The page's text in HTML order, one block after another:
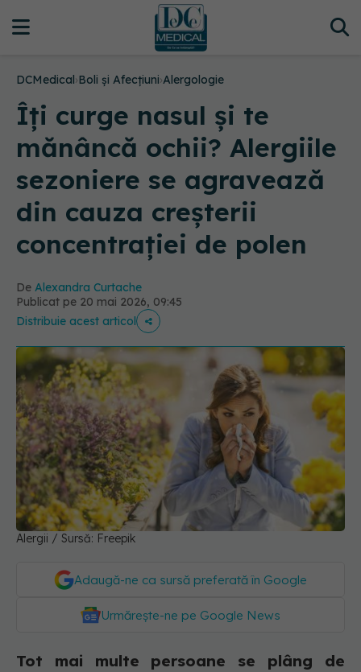
DCMedical›Boli și Afecțiuni›Alergologie
Îți curge nasul și te
mănâncă ochii? Alergiile
sezoniere se agravează
din cauza creșterii
concentrației de polen
De Alexandra Curtache
Publicat pe 20 mai 2026, 09:45
Distribuie acest articol
Alergii / Sursă: Freepik
Adaugă-ne ca sursă preferată în Google
Urmărește-ne pe Google News
Tot mai multe persoane se plâng de